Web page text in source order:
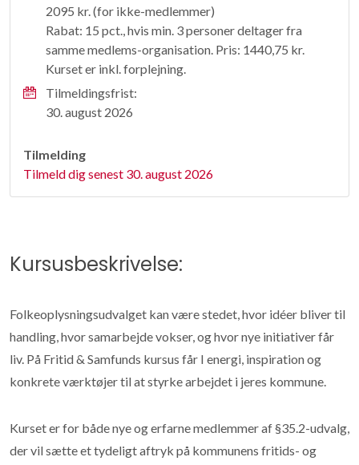
2095 kr. (for ikke-medlemmer)
Rabat: 15 pct., hvis min. 3 personer deltager fra
samme medlems-organisation. Pris: 1440,75 kr.
Kurset er inkl. forplejning.
Tilmeldingsfrist:
30. august 2026
Tilmelding
Tilmeld dig senest 30. august 2026
Kursusbeskrivelse:
Folkeoplysningsudvalget kan være stedet, hvor idéer bliver til
handling, hvor samarbejde vokser, og hvor nye initiativer får
liv. På Fritid & Samfunds kursus får I energi, inspiration og
konkrete værktøjer til at styrke arbejdet i jeres kommune.
Kurset er for både nye og erfarne medlemmer af §35.2-udvalg,
der vil sætte et tydeligt aftryk på kommunens fritids- og